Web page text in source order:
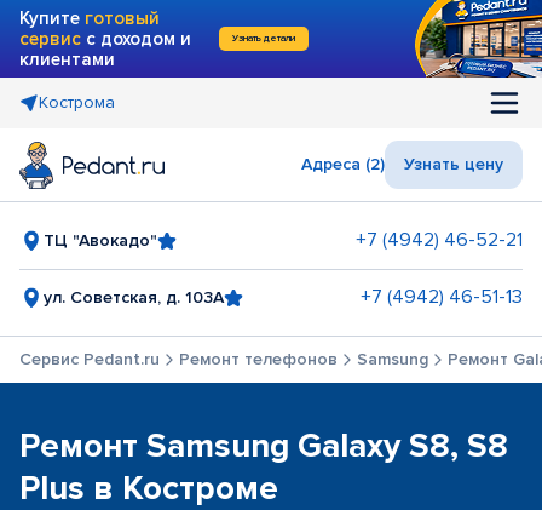
Купите готовый
сервис с доходом и
клиентами
Узнать детали
Кострома
Адреса (2) Узнать цену
ТЦ "Авокадо" +7 (4942) 46-52-21
ул. Советская, д. 103А +7 (4942) 46-51-13
Сервис Pedant.ru Ремонт телефонов Samsung Ремонт
Ремонт Samsung Galaxy S8, S8
Plus в Костроме